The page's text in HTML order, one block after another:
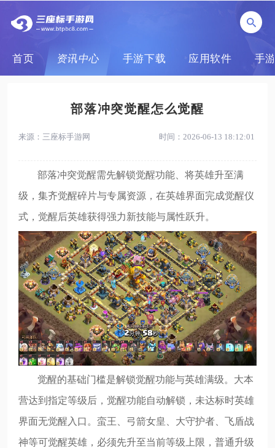
首页 资讯中心 手游下载 应用软件 手
部落冲突觉醒怎么觉醒
来源：三座标手游网 时间：2026-06-13 18:12:01
部落冲突觉醒需先解锁觉醒功能、将英雄升至满
级，集齐觉醒碎片与专属资源，在英雄界面完成觉醒仪
式，觉醒后英雄获得强力新技能与属性跃升。
觉醒的基础门槛是解锁觉醒功能与英雄满级。大本
营达到指定等级后，觉醒功能自动解锁，未达标时英雄
界面无觉醒入口。蛮王、弓箭女皇、大守护者、飞盾战
神等可觉醒英雄，必须先升至当前等级上限，普通升级